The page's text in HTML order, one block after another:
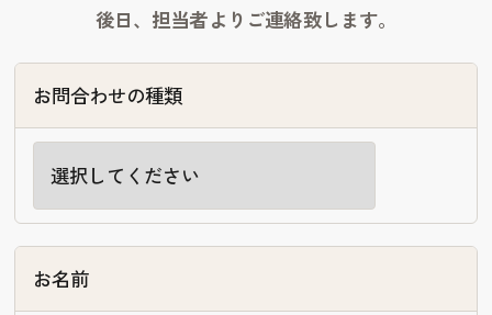
後日、担当者よりご連絡致します。
お問合わせの種類
お名前